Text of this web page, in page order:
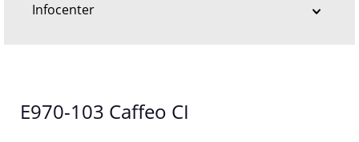
Infocenter
E970-103 Caffeo CI